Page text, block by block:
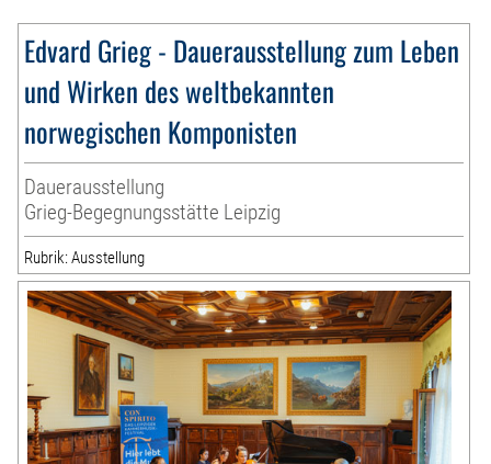
Edvard Grieg - Dauerausstellung zum Leben
und Wirken des weltbekannten
norwegischen Komponisten
Dauerausstellung
Grieg-Begegnungsstätte Leipzig
Rubrik: Ausstellung